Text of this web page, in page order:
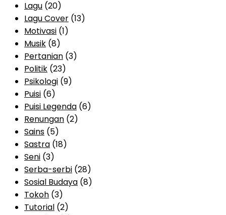
Lagu (20)
Lagu Cover (13)
Motivasi (1)
Musik (8)
Pertanian (3)
Politik (23)
Psikologi (9)
Puisi (6)
Puisi Legenda (6)
Renungan (2)
Sains (5)
Sastra (18)
Seni (3)
Serba-serbi (28)
Sosial Budaya (8)
Tokoh (3)
Tutorial (2)